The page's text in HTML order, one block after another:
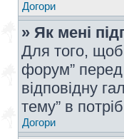
Догори
» Як мені
Для того, щоб
форум” перед
відповідну
тему” в
Догори